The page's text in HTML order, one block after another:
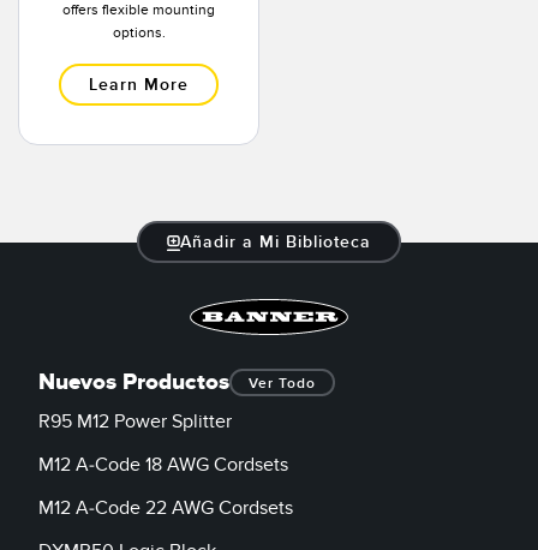
offers flexible mounting
options.
Learn More
Añadir a Mi Biblioteca
Nuevos Productos Ver Todo
R95 M12 Power Splitter
M12 A-Code 18 AWG Cordsets
M12 A-Code 22 AWG Cordsets